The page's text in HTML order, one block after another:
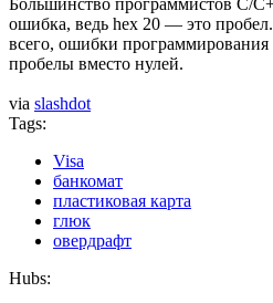
ошибка, ведь hex 20 — это пробел.
всего, ошибки программирования
пробелы вместо нулей.
via slashdot
Tags:
Visa
банкомат
пластиковая карта
глюк
овердрафт
Hubs: